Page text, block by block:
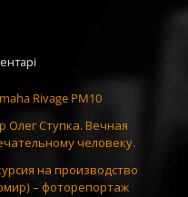
Rivage PM10
Олег Ступка. Вечная
человеку.
на производство
– фоторепортаж